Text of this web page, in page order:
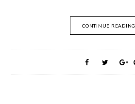
CONTINUE READING